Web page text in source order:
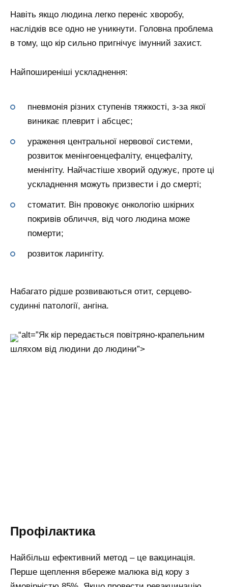
Навіть якщо людина легко переніс хворобу,
наслідків все одно не уникнути. Головна проблема
в тому, що кір сильно пригнічує імунний захист.
Найпоширеніші ускладнення:
пневмонія різних ступенів тяжкості, з-за якої
виникає плеврит і абсцес;
ураження центральної нервової системи,
розвиток менінгоенцефаліту, енцефаліту,
менінгіту. Найчастіше хворий одужує, проте ці
ускладнення можуть призвести і до смерті;
стоматит. Він провокує онкологію шкірних
покривів обличчя, від чого людина може
померти;
розвиток ларингіту.
Набагато рідше розвиваються отит, серцево-
судинні патології, ангіна.
“alt=”Як кір передається повітряно-крапельним
шляхом від людини до людини”>
Профілактика
Найбільш ефективний метод – це вакцинація.
Перше щеплення вбереже малюка від кору з